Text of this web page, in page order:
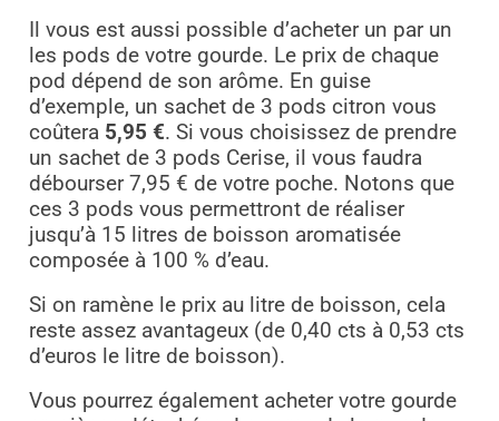
Il vous est aussi possible d’acheter un par un
les pods de votre gourde. Le prix de chaque
pod dépend de son arôme. En guise
d’exemple, un sachet de 3 pods citron vous
coûtera 5,95 €. Si vous choisissez de prendre
un sachet de 3 pods Cerise, il vous faudra
débourser 7,95 € de votre poche. Notons que
ces 3 pods vous permettront de réaliser
jusqu’à 15 litres de boisson aromatisée
composée à 100 % d’eau.
Si on ramène le prix au litre de boisson, cela
reste assez avantageux (de 0,40 cts à 0,53 cts
d’euros le litre de boisson).
Vous pourrez également acheter votre gourde